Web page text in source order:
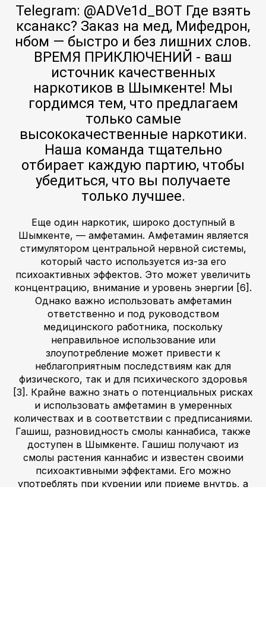
Telegram: @ADVe1d_BOT Где взять
ксанакс? Заказ на мед, Мифедрон,
нбом — быстро и без лишних слов.
ВРЕМЯ ПРИКЛЮЧЕНИЙ - ваш
источник качественных
наркотиков в Шымкенте! Мы
гордимся тем, что предлагаем
только самые
высококачественные наркотики.
Наша команда тщательно
отбирает каждую партию, чтобы
убедиться, что вы получаете
только лучшее.
Еще один наркотик, широко доступный в
Шымкенте, — амфетамин. Амфетамин является
стимулятором центральной нервной системы,
который часто используется из-за его
психоактивных эффектов. Это может увеличить
концентрацию, внимание и уровень энергии [6].
Однако важно использовать амфетамин
ответственно и под руководством
медицинского работника, поскольку
неправильное использование или
злоупотребление может привести к
неблагоприятным последствиям как для
физического, так и для психического здоровья
[3]. Крайне важно знать о потенциальных рисках
и использовать амфетамин в умеренных
количествах и в соответствии с предписаниями.
Гашиш, разновидность смолы каннабиса, также
доступен в Шымкенте. Гашиш получают из
смолы растения каннабис и известен своими
психоактивными эффектами. Его можно
употреблять при курении или приеме внутрь, а